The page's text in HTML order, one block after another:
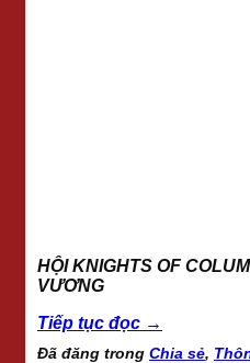
HỘI KNIGHTS OF
VƯƠNG
Tiếp tục đọc →
Đã đăng trong Chia sẻ,